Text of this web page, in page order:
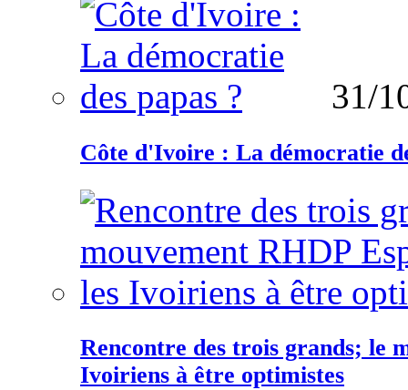
31/
Côte d'Ivoire : La démocratie
Rencontre des trois grands; le
Ivoiriens à être optimistes